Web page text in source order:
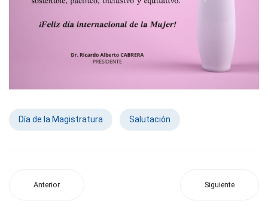
Día de la Magistratura Salutación
Anterior Siguiente